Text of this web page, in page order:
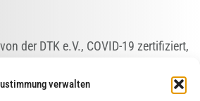
verwalten
der DTK e.V., COVID-19 zertifiziert,
der erforderlichen Schutz
der COVID 19 Infektionsprävention.